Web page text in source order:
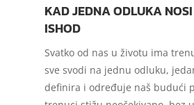
KAD JEDNA ODLUKA
ISHOD
Svatko od nas u životu ima
sve svodi na jednu odluku,
definira i određuje naš budući